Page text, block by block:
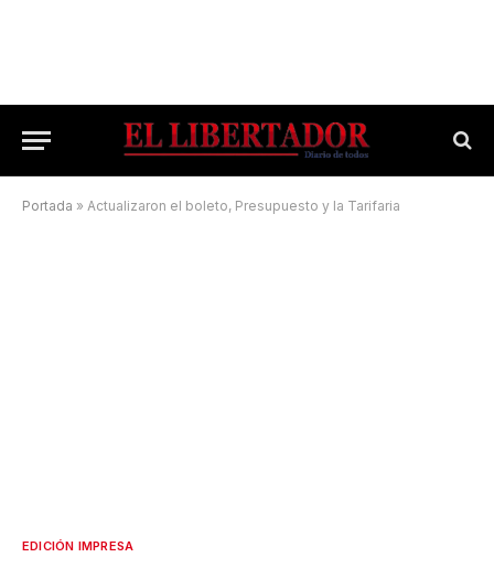
Portada » Actualizaron el boleto, Presupuesto y la Tarifaria
EDICIÓN IMPRESA